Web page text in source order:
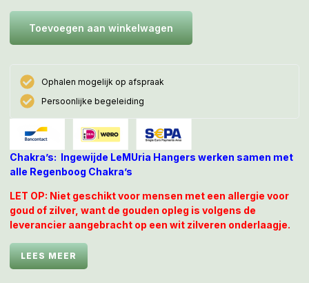
Toevoegen aan winkelwagen
Ophalen mogelijk op afspraak
Persoonlijke begeleiding
Chakra’s: Ingewijde LeMUria Hangers werken samen met
alle Regenboog Chakra’s
LET OP: Niet geschikt voor mensen met een allergie voor
goud of zilver, want de gouden opleg is volgens de
leverancier aangebracht op een wit zilveren onderlaagje.
Amethisten worden gezet in Koninklijke
staatsjuwelen, zoals de Scepter van Catharina de
LEES MEER